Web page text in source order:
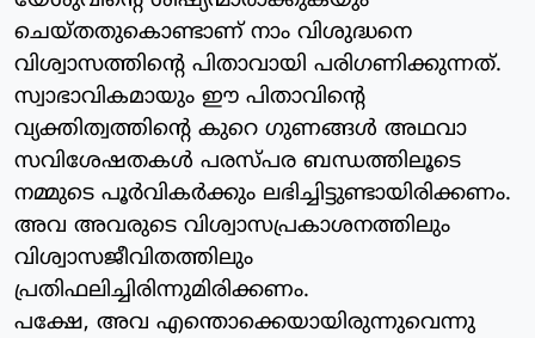
ചെയ്തതുകൊണ്ടാണ് നാം വിശുദ്ധനെ
വിശ്വാസത്തിന്റെ പിതാവായി പരിഗണിക്കുന്നത്.
സ്വാഭാവികമായും ഈ പിതാവിന്റെ
വ്യക്തിത്വത്തിന്റെ കുറെ ഗുണങ്ങള്‍ അഥവാ
സവിശേഷതകള്‍ പരസ്പര ബന്ധത്തിലൂടെ
നമ്മുടെ പൂര്‍വികര്‍ക്കും ലഭിച്ചിട്ടുണ്ടായിരിക്കണം.
അവ അവരുടെ വിശ്വാസപ്രകാശനത്തിലും
വിശ്വാസജീവിതത്തിലും
പ്രതിഫലിച്ചിരിന്നുമിരിക്കണം.
പക്ഷേ, അവ എന്തൊക്കെയായിരുന്നുവെന്നു